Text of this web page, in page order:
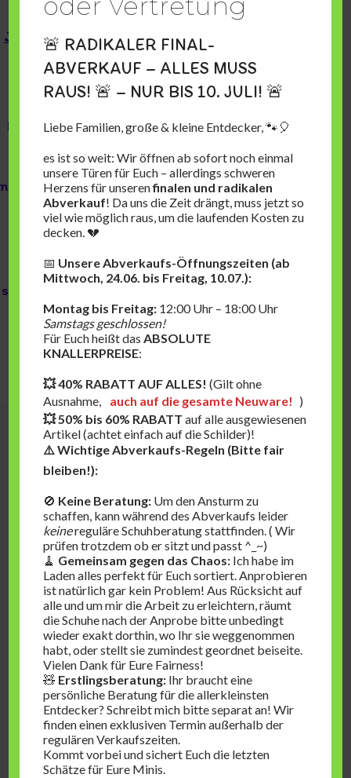
45 min. Erstlingsberatung (Kinder bis 2 Jahre o.
30 min. Beratung ( Spezielle Fragen, Sensibles Kind)
Nachmittags (während der regulären
Öffnungszeiten):
Ab sofort findet nachmittags keine Terminvergabe
Kundenaufkommens durch den Räumungsverkauf
Beratung garantieren. Ein Termin am Nachmittag
wäre für Sie und Ihr Kind nicht zielführend, da die
nötige Ruhe für eine exakte Vermessung und Anprobe
fehlt.
So buchen Sie Ihren Termin:
Wählen Sie unten Ihre gewünschte Zeit (Vormittag
Sie erhalten eine Bestätigung per E-Mail.
Sollten Sie keinen passenden Termin finden,
schreiben Sie mir bitte kurz perWhatsApp an [0152-
32038397].
Ich freue mich darauf, Sie und Ihr Kind in dieser
besonderen Zeit persönlich und in aller Ruhe
begleiten zu dürfen.
Jennifer Franke
🚨 RADIKALER FINAL-
ABVERKAUF – ALLES MUSS
RAUS! 🚨 – NUR BIS 10. JULI! 🚨
Liebe Familien, große & kleine Entdecker, 🐾🎈
es ist so weit: Wir öffnen ab sofort noch einmal
unsere Türen für Euch – allerdings schweren
Herzens für unserenfinalen und radikalen
Abverkauf! Da uns die Zeit drängt, muss jetzt so
viel wie möglich raus, um die laufenden Kosten zu
decken. 💔
📅 Unsere Abverkaufs-Öffnungszeiten (ab
Mittwoch, 24.06. bis Freitag, 10.07.):
Montag bis Freitag: 12:00 Uhr – 18:00 Uhr
Samstags geschlossen!
Für Euch heißt dasABSOLUTE
KNALLERPREISE:
💥 40% RABATT AUF ALLES! (Gilt ohne
Ausnahme,
auch auf die gesamte Neuware! )
💥 50% bis 60% RABATT auf alle ausgewiesenen
Artikel (achtet einfach auf die Schilder)!
⚠️ Wichtige Abverkaufs-Regeln (Bitte fair
bleiben!):
🚫 Keine Beratung: Um den Ansturm zu
schaffen, kann während des Abverkaufs leider
keinereguläre Schuhberatung stattfinden. ( Wir
prüfen trotzdem ob er sitzt und passt ^_~)
🧹 Gemeinsam gegen das Chaos: Ich habe im
Laden alles perfekt für Euch sortiert. Anprobieren
ist natürlich gar kein Problem! Aus Rücksicht auf
alle und um mir die Arbeit zu erleichtern, räumt
die Schuhe nach der Anprobe bitte unbedingt
wieder exakt dorthin, wo Ihr sie weggenommen
habt, oder stellt sie zumindest geordnet beiseite.
Vielen Dank für Eure Fairness!
🧸 Erstlingsberatung: Ihr braucht eine
persönliche Beratung für die allerkleinsten
Entdecker? Schreibt mich bitte separat an! Wir
finden einen exklusiven Termin außerhalb der
regulären Verkaufszeiten.
Kommt vorbei und sichert Euch die letzten
Schätze für Eure Minis.